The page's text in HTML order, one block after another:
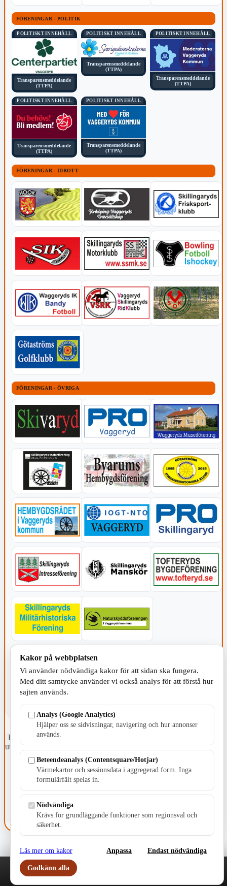
FÖRENINGAR - POLITIK
POLITISKT INNEHÅLL
Transparensmeddelande
(TTPA)
POLITISKT INNEHÅLL
Transparensmeddelande
(TTPA)
POLITISKT INNEHÅLL
Transparensmeddelande
(TTPA)
POLITISKT INNEHÅLL
Transparensmeddelande
(TTPA)
POLITISKT INNEHÅLL
Transparensmeddelande
(TTPA)
FÖRENINGAR - IDROTT
FÖRENINGAR - ÖVRIGA
KOMMUNEN
Fristående webbtidningsföretag grundat 1991 som sedan 2002 ger
ut tidningen Skillingaryd.nu och 2010 lanserades Värnamo.nu. Från
april 2026 omfattar Skillingaryd.nu tre kommuner: Gnosjö,
Värnamo och Vaggeryds kommun.
Kontakta oss
E-post: redaktionen@skillingaryd.nu
Postadress: Gisslaköp 1, 568 92 Skillingaryd
Kakinställningar
Kakor på webbplatsen
Vi använder nödvändiga kakor för att sidan ska fungera.
Med ditt samtycke använder vi också analys för att förstå hur
sajten används.
Analys (Google Analytics)
Hjälper oss se sidvisningar, navigering och hur annonser
används.
Beteendeanalys (Contentsquare/Hotjar)
Värmekartor och sessionsdata i aggregerad form. Inga
formulärfält spelas in.
Nödvändiga
Krävs för grundläggande funktioner som regionsval och
säkerhet.
Läs mer om kakor Anpassa Endast nödvändiga
Godkänn alla